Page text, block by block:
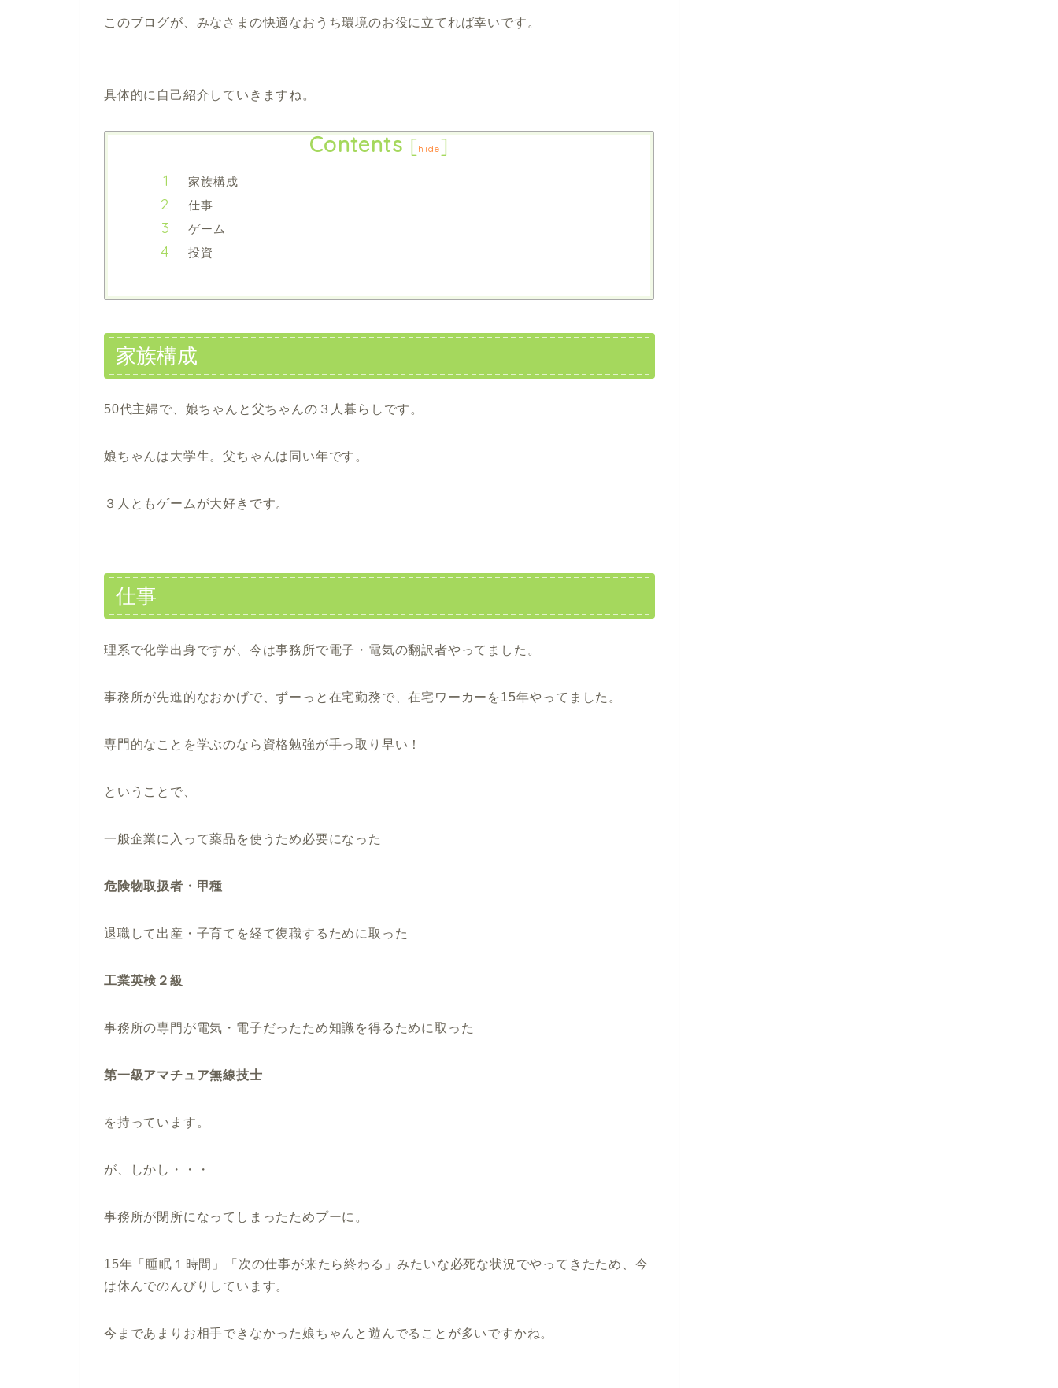
このブログが、みなさまの快適なおうち環境のお役に立てれば幸いです。
具体的に自己紹介していきますね。
Contents [hide]
家族構成
仕事
ゲーム
投資
家族構成
50代主婦で、娘ちゃんと父ちゃんの３人暮らしです。
娘ちゃんは大学生。父ちゃんは同い年です。
３人ともゲームが大好きです。
仕事
理系で化学出身ですが、今は事務所で電子・電気の翻訳者やってました。
事務所が先進的なおかげで、ずーっと在宅勤務で、在宅ワーカーを15年やってました。
専門的なことを学ぶのなら資格勉強が手っ取り早い！
ということで、
一般企業に入って薬品を使うため必要になった
危険物取扱者・甲種
退職して出産・子育てを経て復職するために取った
工業英検２級
事務所の専門が電気・電子だったため知識を得るために取った
第一級アマチュア無線技士
を持っています。
が、しかし・・・
事務所が閉所になってしまったためプーに。
15年「睡眠１時間」「次の仕事が来たら終わる」みたいな必死な状況でやってきたため、今
は休んでのんびりしています。
今まであまりお相手できなかった娘ちゃんと遊んでることが多いですかね。